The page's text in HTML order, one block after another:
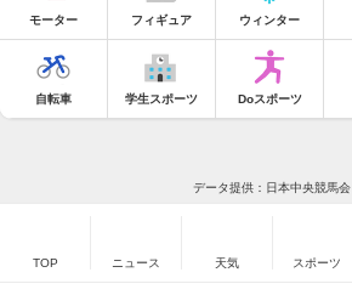
モーター フィギュア ウィンター
自転車 学生スポーツ Doスポーツ
データ提供：日本中央競馬会
TOP ニュース 天気 スポーツ